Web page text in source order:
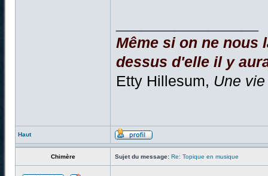
Même si on ne nous
dessus d'elle il y
Etty Hillesum, Une
Haut
Chimère Sujet du message: Re: Topique en musique